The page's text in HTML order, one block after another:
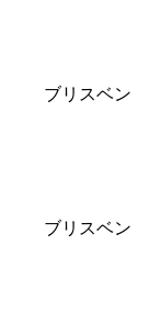
ブリスベン
ブリスベン